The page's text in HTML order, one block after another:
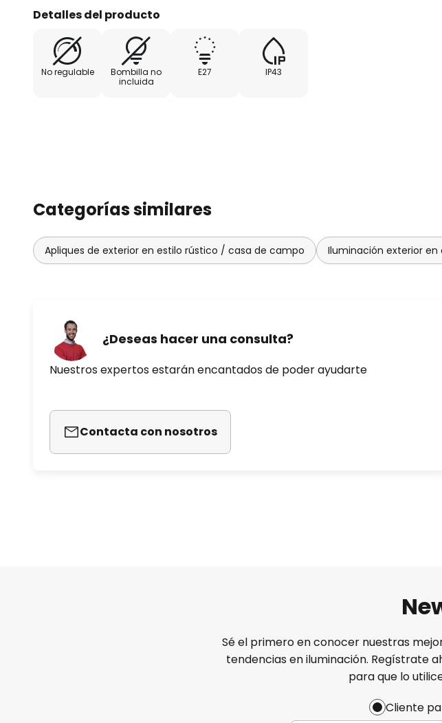
Detalles del producto
No regulable
Bombilla no
incluida
E27 IP43
Categorías similares
Apliques de exterior en estilo rústico / casa de campo Iluminación exterior
¿Deseas hacer una consulta?
Nuestros expertos estarán encantados de poder ayudarte
Contacta con nosotros
Sé el primero en conocer nuestras
tendencias en iluminación. Regístrate
para que lo
Cliente